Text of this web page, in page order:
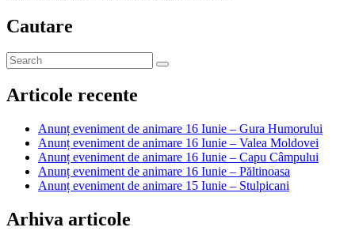
Cautare
Articole recente
Anunț eveniment de animare 16 Iunie – Gura Humorului
Anunț eveniment de animare 16 Iunie – Valea Moldovei
Anunț eveniment de animare 16 Iunie – Capu Câmpului
Anunț eveniment de animare 16 Iunie – Păltinoasa
Anunț eveniment de animare 15 Iunie – Stulpicani
Arhiva articole